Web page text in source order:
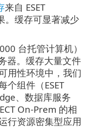
来自 ESET
。缓存可显著减少
台托管计算机）
器。缓存大量文件
用性环境中，我们
个组件（ESET
、数据库服务
On-Prem 的相
行资源密集型应用